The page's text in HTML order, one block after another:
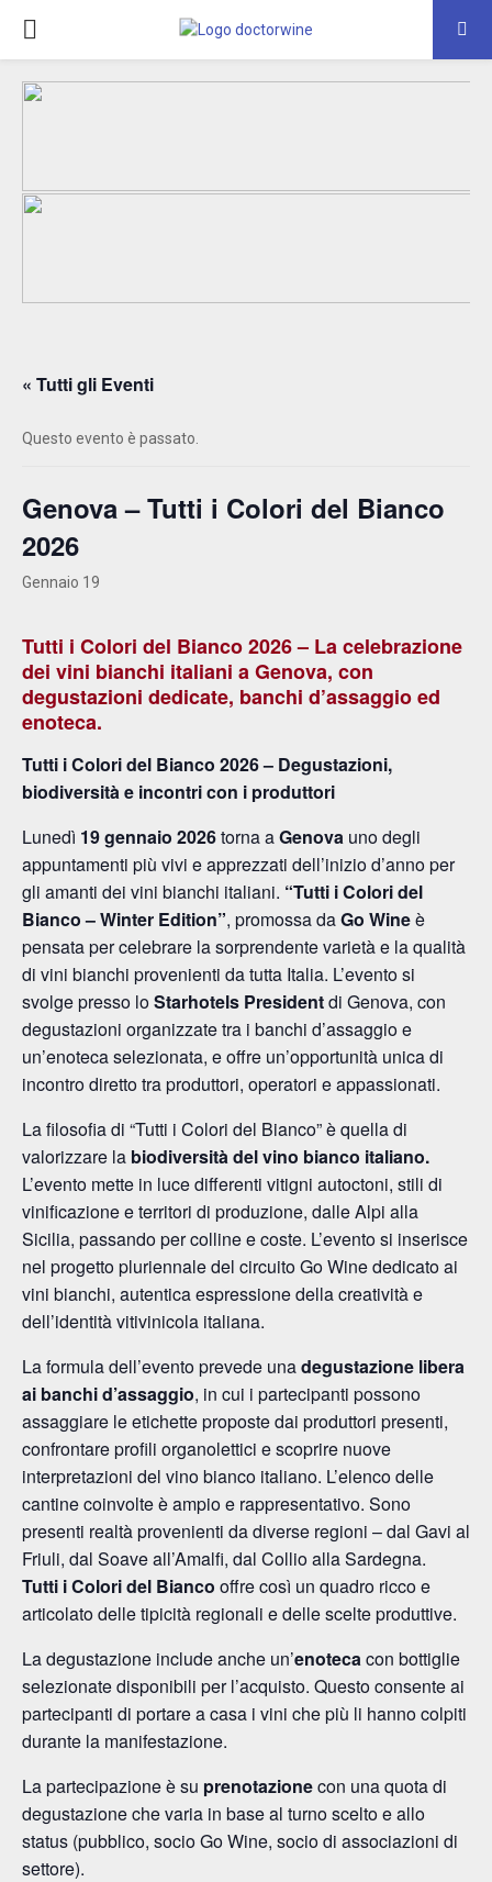
PRIMARY
MENU
« Tutti gli Eventi
Questo evento è passato.
Genova – Tutti i Colori del Bianco
2026
Gennaio 19
Tutti i Colori del Bianco 2026 – La celebrazione
dei vini bianchi italiani a Genova, con
degustazioni dedicate, banchi d’assaggio ed
enoteca.
Tutti i Colori del Bianco 2026 – Degustazioni,
biodiversità e incontri con i produttori
Lunedì 19 gennaio 2026torna aGenova uno degli
appuntamenti più vivi e apprezzati dell’inizio d’anno per
gli amanti dei vini bianchi italiani. “Tutti i Colori del
Bianco – Winter Edition”, promossa daGo Wineè
pensata per celebrare la sorprendente varietà e la qualità
di vini bianchi provenienti da tutta Italia. L’evento si
svolge presso loStarhotels Presidentdi Genova, con
degustazioni organizzate tra i banchi d’assaggio e
un’enoteca selezionata, e offre un’opportunità unica di
incontro diretto tra produttori, operatori e appassionati.
La filosofia di “Tutti i Colori del Bianco” è quella di
valorizzare la biodiversità del vino bianco italiano.
L’evento mette in luce differenti vitigni autoctoni, stili di
vinificazione e territori di produzione, dalle Alpi alla
Sicilia, passando per colline e coste. L’evento si inserisce
nel progetto pluriennale del circuito Go Wine dedicato ai
vini bianchi, autentica espressione della creatività e
dell’identità vitivinicola italiana.
La formula dell’evento prevede unadegustazione libera
ai banchi d’assaggio, in cui i partecipanti possono
assaggiare le etichette proposte dai produttori presenti,
confrontare profili organolettici e scoprire nuove
interpretazioni del vino bianco italiano. L’elenco delle
cantine coinvolte è ampio e rappresentativo. Sono
presenti realtà provenienti da diverse regioni – dal Gavi al
Friuli, dal Soave all’Amalfi, dal Collio alla Sardegna.
Tutti i Colori del Bianco offre così un quadro ricco e
articolato delle tipicità regionali e delle scelte produttive.
La degustazione include anche un’enoteca con bottiglie
selezionate disponibili per l’acquisto. Questo consente ai
partecipanti di portare a casa i vini che più li hanno colpiti
durante la manifestazione.
La partecipazione è su prenotazionecon una quota di
degustazione che varia in base al turno scelto e allo
status (pubblico, socio Go Wine, socio di associazioni di
settore).